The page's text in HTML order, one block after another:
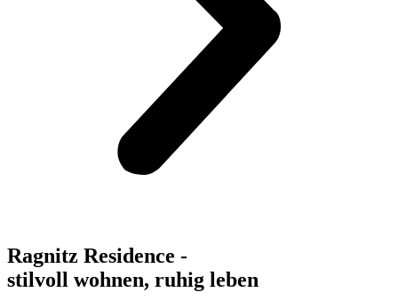
Ragnitz Residence -
stilvoll wohnen, ruhig leben